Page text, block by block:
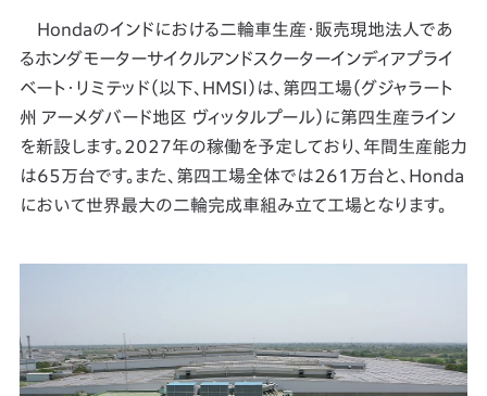
Hondaのインドにおける二輪車生産・販売現地法人であ
るホンダモーターサイクルアンドスクーターインディアプライ
ベート・リミテッド（以下、HMSI）は、第四工場（グジャラート
州 アーメダバード地区 ヴィッタルプール）に第四生産ライン
を新設します。2027年の稼働を予定しており、年間生産能力
は65万台です。また、第四工場全体では261万台と、Honda
において世界最大の二輪完成車組み立て工場となります。